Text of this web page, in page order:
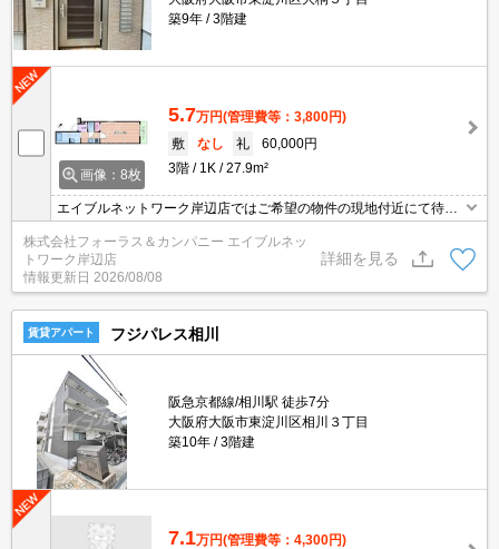
築9年
3階建
画像：8枚
5.7万円(管理費等：3,800円)
敷
なし 礼
60,000円
3階
1K 27.9m²
エイブルネットワーク岸辺店ではご希望の物件の現地付近にて待ち
合わせをさせていただきご内覧いただくサービスや、主要駅までの
お迎えサービスも実施中です。詳しくは「エイブルネットワーク岸
辺店」 ０１２０－９６７－０９９にお気軽にお問合せ下さい♪
株式会社フォーラス＆カンパニー エイブルネッ
トワーク岸辺店
情報更新日 2026/08/08
詳細を見る
賃貸アパート フジパレス相川
阪急京都線/相川駅 徒歩7分
大阪府大阪市東淀川区相川３丁目
築10年
3階建
7.1万円(管理費等：4,300円)